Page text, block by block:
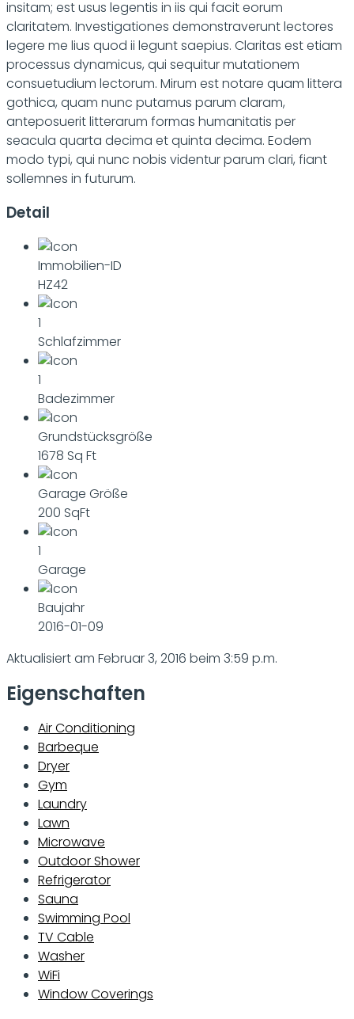
insitam; est usus legentis in iis qui facit eorum
claritatem. Investigationes demonstraverunt lectores
legere me lius quod ii legunt saepius. Claritas est etiam
processus dynamicus, qui sequitur mutationem
consuetudium lectorum. Mirum est notare quam littera
gothica, quam nunc putamus parum claram,
anteposuerit litterarum formas humanitatis per
seacula quarta decima et quinta decima. Eodem
modo typi, qui nunc nobis videntur parum clari, fiant
sollemnes in futurum.
Detail
Immobilien-ID
HZ42
1
Schlafzimmer
1
Badezimmer
Grundstücksgröße
1678 Sq Ft
Garage Größe
200 SqFt
1
Garage
Baujahr
2016-01-09
Aktualisiert am Februar 3, 2016 beim 3:59 p.m.
Eigenschaften
Air Conditioning
Barbeque
Dryer
Gym
Laundry
Lawn
Microwave
Outdoor Shower
Refrigerator
Sauna
Swimming Pool
TV Cable
Washer
WiFi
Window Coverings